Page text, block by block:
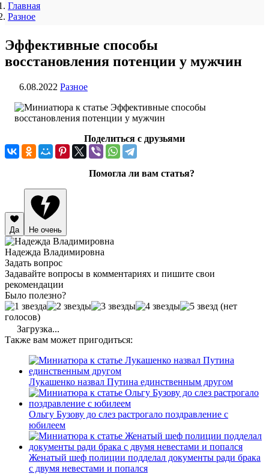
Главная
Разное
Эффективные способы
восстановления потенции у мужчин
6.08.2022 Разное
Поделиться с друзьями
Помогла ли вам статья?
Да Не очень
Надежда Владимировна
Задать вопрос
Задавайте вопросы в комментариях и пишите свои
рекомендации
Было полезно?
(нет
голосов)
Загрузка...
Также вам может пригодиться:
Лукашенко назвал Путина единственным другом
Ольгу Бузову до слез растрогало поздравление с
юбилеем
Женатый шеф полиции подделал документы ради брака
с двумя невестами и попался